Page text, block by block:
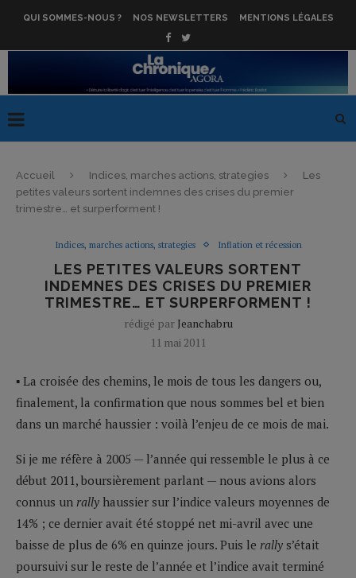
QUI SOMMES-NOUS ? NOS NEWSLETTERS MENTIONS LÉGALES
Accueil Indices, marches actions, strategies
Les
petites valeurs sortent indemnes des crises du premier
trimestre… et surperforment !
Indices, marches actions, strategies Inflation et récession
LES PETITES VALEURS SORTENT
INDEMNES DES CRISES DU PREMIER
TRIMESTRE… ET SURPERFORMENT !
rédigé par Jeanchabru
11 mai 2011
▪ La croisée des chemins, le mois de tous les dangers ou,
finalement, la confirmation que nous sommes bel et bien
dans un marché haussier : voilà l’enjeu de ce mois de mai.
Si je me réfère à 2005 — l’année qui ressemble le plus à ce
début 2011, boursièrement parlant — nous avions alors
connus un rally haussier sur l’indice valeurs moyennes de
14% ; ce dernier avait été stoppé net mi-avril avec une
baisse de plus de 6% en quinze jours. Puis le rally s’était
poursuivi sur le reste de l’année et l’indice avait terminé